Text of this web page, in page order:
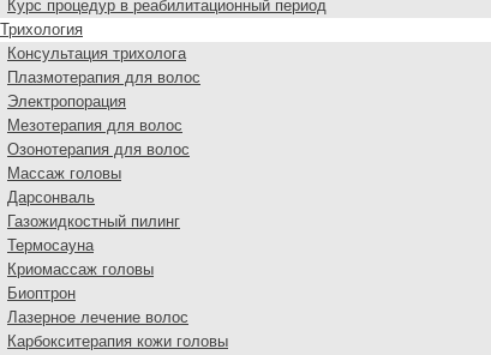
Курс процедур в реабилитационный период
Трихология
Консультация трихолога
Плазмотерапия для волос
Электропорация
Мезотерапия для волос
Озонотерапия для волос
Массаж головы
Дарсонваль
Газожидкостный пилинг
Термосауна
Криомассаж головы
Биоптрон
Лазерное лечение волос
Карбокситерапия кожи головы